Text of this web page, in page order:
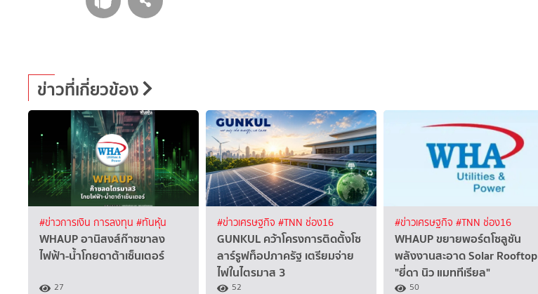
ข่าวที่เกี่ยวข้อง
#ข่าวการเงิน การลงทุน #ทันหุ้น
WHAUP อานิสงส์ก๊าซขาลง
ไฟฟ้า-น้ำโกยดาต้าเซ็นเตอร์
27
#ข่าวเศรษฐกิจ #TNN ช่อง16
GUNKUL คว้าโครงการติดตั้งโซ
ลาร์รูฟท็อปภาครัฐ เตรียมจ่าย
ไฟในไตรมาส 3
52
#ข่าวเศรษฐกิจ #TNN ช่อง16
WHAUP ขยายพอร์ตโซลูชัน
พลังงานสะอาด Solar Rooftop
"ยี่ดา นิว แมททีเรียล"
50